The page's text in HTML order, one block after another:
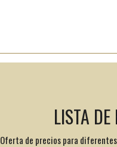
LISTA
Oferta de precios para